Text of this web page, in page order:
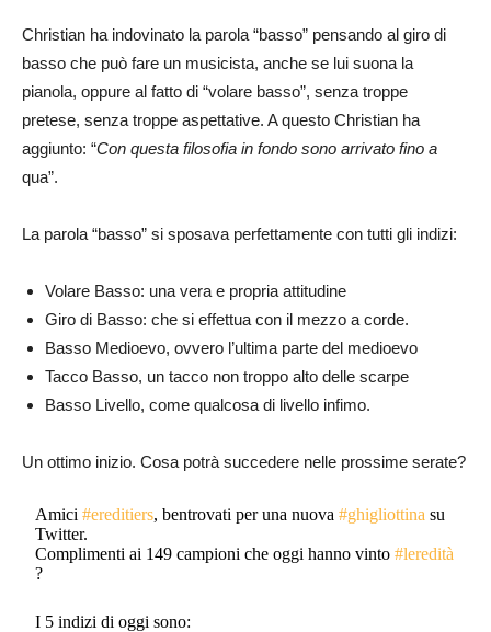
Christian ha indovinato la parola “basso” pensando al giro di
basso che può fare un musicista, anche se lui suona la
pianola, oppure al fatto di “volare basso”, senza troppe
pretese, senza troppe aspettative. A questo Christian ha
aggiunto: “Con questa filosofia in fondo sono arrivato fino a
qua”.
La parola “basso” si sposava perfettamente con tutti gli indizi:
Volare Basso: una vera e propria attitudine
Giro di Basso: che si effettua con il mezzo a corde.
Basso Medioevo, ovvero l’ultima parte del medioevo
Tacco Basso, un tacco non troppo alto delle scarpe
Basso Livello, come qualcosa di livello infimo.
Un ottimo inizio. Cosa potrà succedere nelle prossime serate?
Amici#ereditiers, bentrovati per una nuova#ghigliottina su
Twitter.
Complimenti ai 149 campioni che oggi hanno vinto#leredità
?
I 5 indizi di oggi sono: